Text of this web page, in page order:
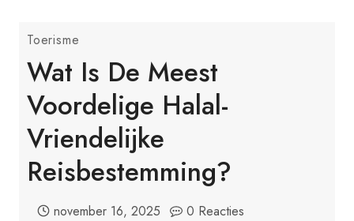
Toerisme
Wat Is De Meest
Voordelige Halal-
Vriendelijke
Reisbestemming?
november 16, 2025 0 Reacties